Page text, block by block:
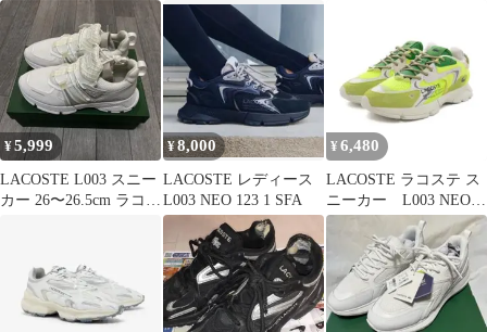
ルバー 23.5cm
¥5,999
LACOSTE L003 スニー
カー 26〜26.5cm ラコス
¥8,000
LACOSTE レディース
L003 NEO 123 1 SFA
¥ 6,480
LACOSTE ラコステ ス
ニーカー L003 NEO
123 1 SMA